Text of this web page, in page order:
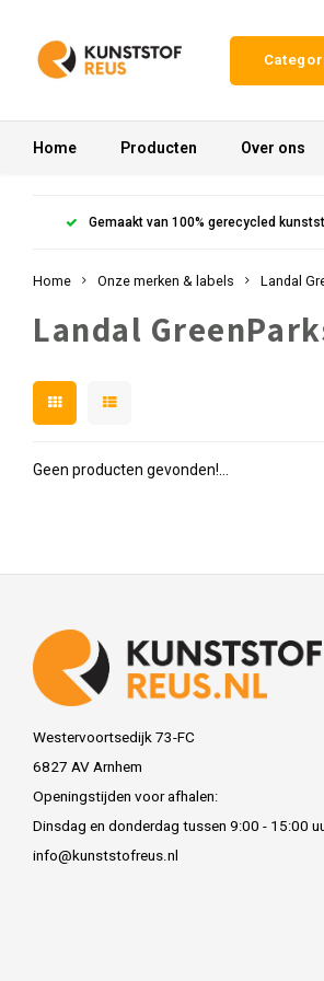
Home Producten Over ons
Gemaakt van 100% gerecycled
Home Onze merken & labels Landal
Landal
Geen producten gevonden!...
Westervoortsedijk 73-FC
6827 AV Arnhem
Openingstijden voor afhalen:
Dinsdag en donderdag tussen 9:00 - 15:00
info@kunststofreus.nl